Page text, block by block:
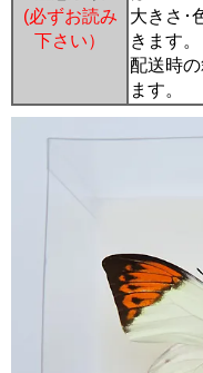
(必ずお読み
下さい）
大きさ･
きます。
配送時
ます。